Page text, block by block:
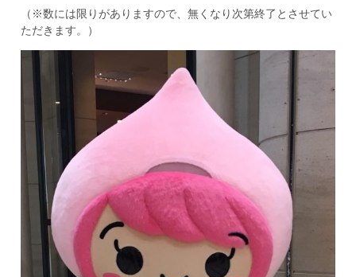
（※数には限りがありますので、無くなり次第終了とさせてい
ただきます。）